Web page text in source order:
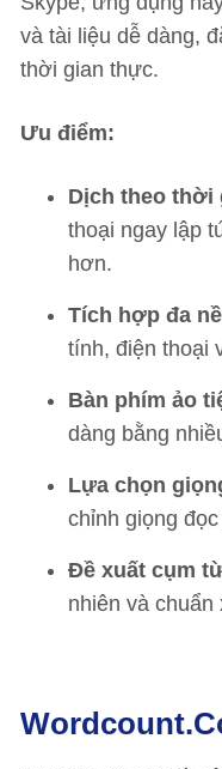
và tài liệu dễ dàng,
thời gian thực.
Ưu điểm:
Dịch theo thời
thoại ngay lập
hơn.
Tích hợp đa
tính, điện thoại
Bàn phím ảo
dàng bằng
Lựa chọn
chỉnh giọng
Đề xuất cụm
nhiên và chuẩn